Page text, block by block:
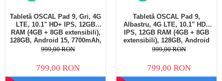
Tabletă OSCAL Pad 9, Gri, 4G
LTE, 10.1" HD+ IPS, 12GB
RAM (4GB + 8GB extensibili),
128GB, Android 15, 7700mAh,
Dual SIM
999,00 RON
799,00 RON
Tabletă OSCAL Pad 9,
Albastru, 4G LTE, 10.1" HD+
IPS, 12GB RAM (4GB + 8GB
extensibili), 128GB, Android
15, 7700mAh, Dual SIM
999,00 RON
799,00 RON